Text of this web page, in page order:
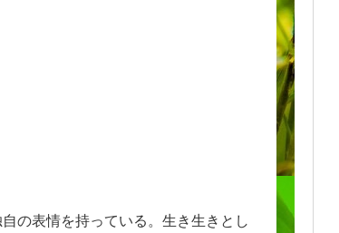
の表情を持っている。生き生きとし